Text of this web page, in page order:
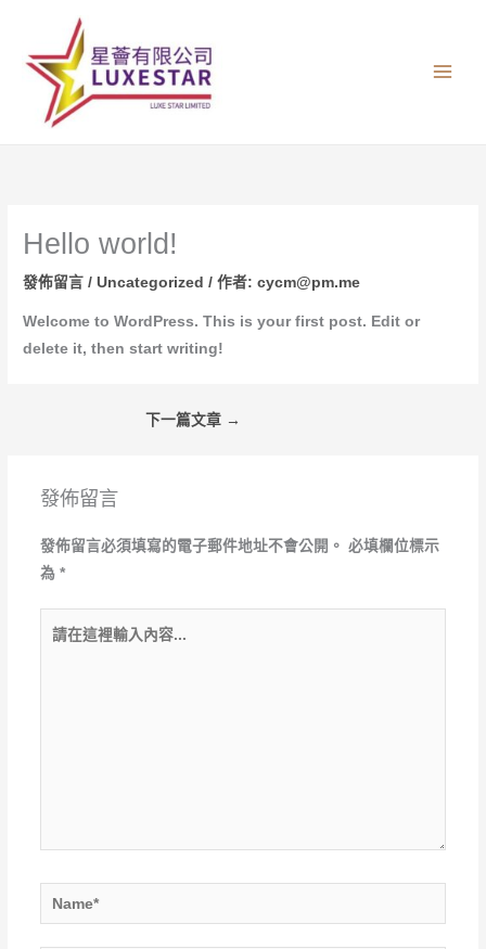
Hello world!
發佈留言 /Uncategorized / 作者:cycm@pm.me
Welcome to WordPress. This is your first post. Edit or
delete it, then start writing!
下一篇文章 →
發佈留言
發佈留言必須填寫的電子郵件地址不會公開。 必填欄位標示
為 *
Name*